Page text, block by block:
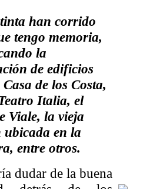
han corrido
tengo memoria,
la
de edificios
de los Costa,
Italia, el
Viale, la vieja
ubicada en la
entre otros.
dudar de la buena